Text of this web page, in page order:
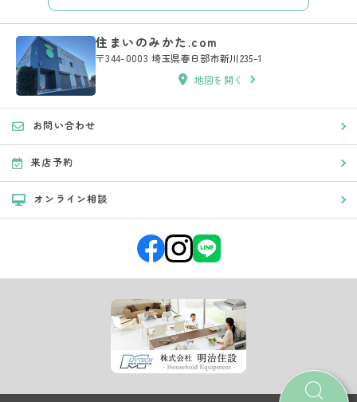
住まいのみかた.com
〒344-0003 埼玉県春日部市新川235-1
地図を開く
お問い合わせ
来店予約
オンライン相談